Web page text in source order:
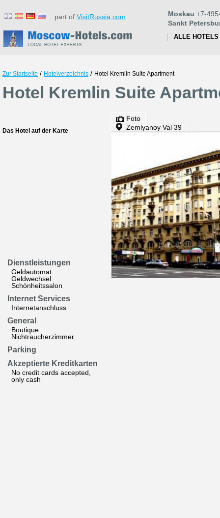
part of VisitRussia.com Moskau +7-
Sankt
ALLE HOTELS
Zur Startseite / Hotelverzeichnis / Hotel Kremlin Suite Apartment
Hotel Kremlin Suite
Das Hotel auf der Karte
Dienstleistungen
Geldautomat
Geldwechsel
Schönheitssalon
Internet Services
Internetanschluss
General
Boutique
Nichtraucherzimmer
Parking
Akzeptierte Kreditkarten
No credit cards accepted,
only cash
Foto
Zemlyanoy Val 39